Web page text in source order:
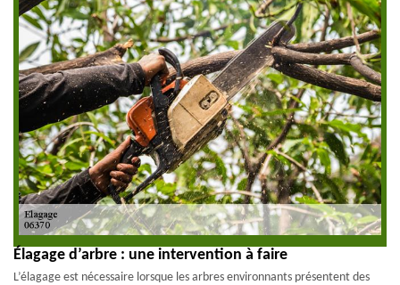
Élagage d’arbre : une intervention à faire
L’élagage est nécessaire lorsque les arbres environnants présentent des